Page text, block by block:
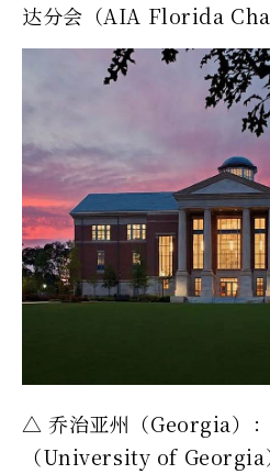
达分会（AIA Florida
△ 乔治亚州（Georgia）
（University of Georgia